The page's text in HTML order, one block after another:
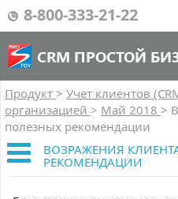
8-800-333-21-22
CRM ПРОСТОЙ
Продукт > Учет клиентов
организацией > Май 2018 >
полезных рекомендации
ВОЗРАЖЕНИЯ
РЕКОМЕНДАЦИИ